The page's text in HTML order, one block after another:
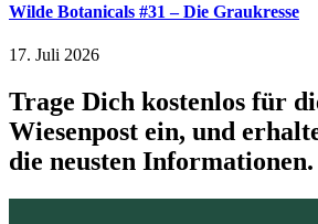
Wilde Botanicals #31 – Die Graukresse
17. Juli 2026
Trage Dich kostenlos für
Wiesenpost ein, und
die neusten Informationen.